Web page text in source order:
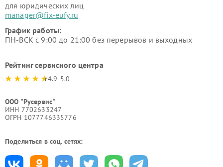
для юридических лиц
manager@fix-eufy.ru
График работы:
ПН-ВСК с 9:00 до 21:00 без перерывов и выходных
Рейтинг сервисного центра
4.9-5.0
ООО "Русервис"
ИНН 7702633247
ОГРН 1077746335776
Поделиться в соц. сетях: